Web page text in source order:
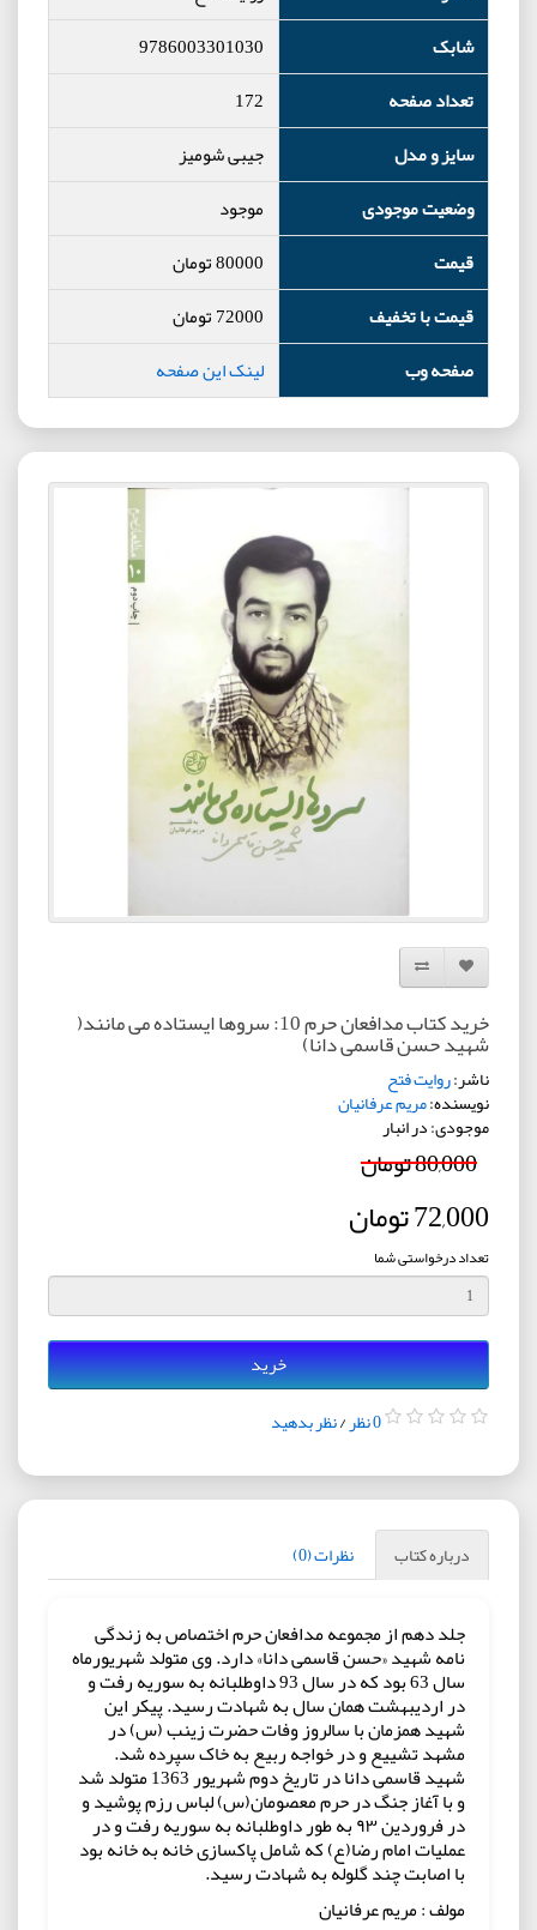
شابک
9786003301030
تعداد صفحه
172
سایز و مدل
جیبی شومیز
وضعیت موجودی
موجود
قیمت
80000تومان
قیمت با تخفیف
72000تومان
صفحه وب
لینک این صفحه
افزودن به لیست دلخواه
مقایسه این محصول
خرید کتاب مدافعان حرم 10: سروها ایستاده می مانند(
شهید حسن قاسمی دانا)
ناشر:روایت فتح
نویسنده:مریم عرفانیان
موجودی: در انبار
80,000 تومان
72,000 تومان
تعداد درخواستی شما
خرید
0 نظر /نظر بدهید
درباره کتاب نظرات (0)
جلد دهم از مجموعه مدافعان حرم اختصاص به زندگی
نامه شهید «حسن قاسمی دانا» دارد. وی متولد شهریورماه
سال 63 بود که در سال 93 داوطلبانه به سوریه رفت و
در اردیبهشت همان سال به شهادت رسید. پیکر این
شهید همزمان با سالروز وفات حضرت زینب (س) در
مشهد تشییع و در خواجه ربیع به خاک سپرده شد.
شهید قاسمی‌ دانا در تاریخ دوم شهریور 1363 متولد شد
و با آغاز جنگ در حرم معصومان(س) لباس رزم پوشید و
در فروردین ٩٣ به طور داوطلبانه به سوریه رفت و در
عملیات امام رضا(ع) که شامل پاکسازی خانه به خانه بود
با اصابت چند گلوله به شهادت رسید.
مولف : مریم عرفانیان